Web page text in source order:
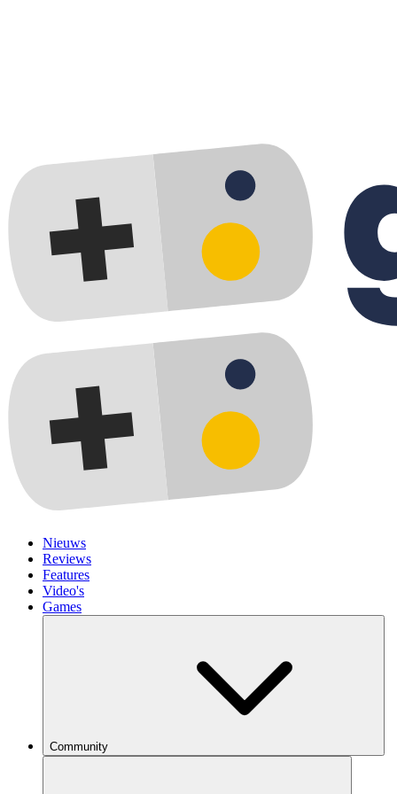
Nieuws
Reviews
Features
Video's
Games
Community